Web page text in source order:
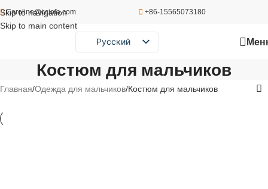
Skip to navigation
Skip to main content
Caroline@cciola.com +86-15565073180
Русский
English
Português
Костюм для мальчиков
Главная Одежда для мальчиков Костюм для мальчиков